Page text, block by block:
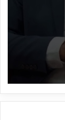
महोदया,
का
खास
उनसे